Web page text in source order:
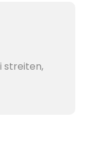
streiten,